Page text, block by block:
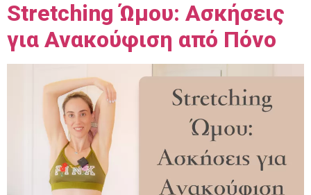
Stretching Ώμου: Ασκήσεις
για Ανακούφιση από Πόνο